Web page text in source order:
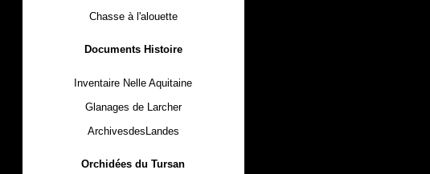
Chasse à l'alouette
Documents Histoire
Inventaire Nelle Aquitaine
Glanages de Larcher
ArchivesdesLandes
Orchidées du Tursan